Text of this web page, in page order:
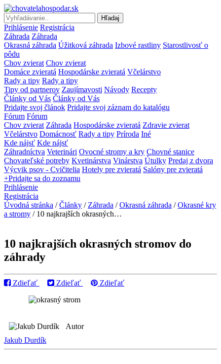
Hľadaj
Prihlásenie Registrácia
Záhrada Záhrada
Okrasná záhrada Úžitková záhrada Izbové rastliny Starostlivosť o
pôdu
Chov zvierat Chov zvierat
Domáce zvieratá Hospodárske zvieratá Včelárstvo
Rady a tipy Rady a tipy
Tipy od partnerov Zaujímavosti Návody Recepty
Články od Vás Články od Vás
Pridajte svoj článok Pridajte svoj záznam do katalógu
Fórum Fórum
Chov zvierat Záhrada Hospodárske zvieratá Zdravie zvierat
Včelárstvo Domácnosť Rady a tipy Príroda Iné
Kde nájsť Kde nájsť
Záhradníctva Veterinári Ovocné stromy a kry Chovné stanice
Chovateľské potreby Kvetinárstva Vinárstva Útulky Predaj z dvora
Výcvik psov - Cvičitelia Hotely pre zvieratá Salóny pre zvieratá
+Pridajte sa do zoznamu
Prihlásenie
Registrácia
Úvodná stránka / Články / Záhrada / Okrasná záhrada / Okrasné kry
a stromy / 10 najkrajších okrasných…
10 najkrajších okrasných stromov do
záhrady
Zdieľať Zdieľať Zdieľať
Autor
Jakub Durdík